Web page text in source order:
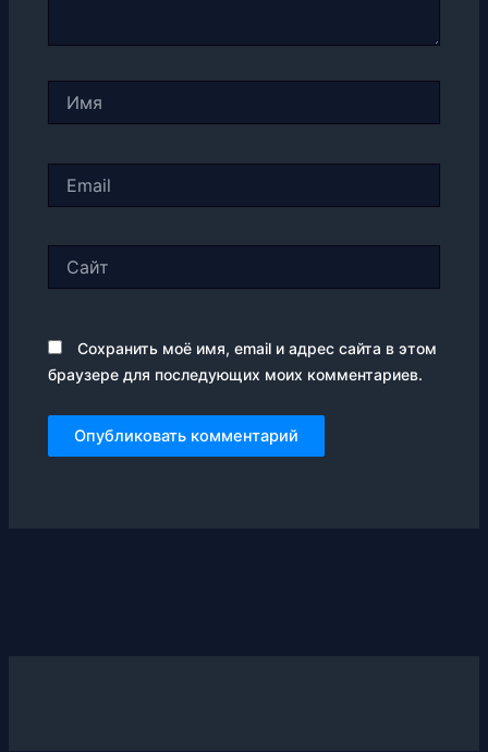
Сохранить моё имя, email и адрес сайта в этом
браузере для последующих моих комментариев.